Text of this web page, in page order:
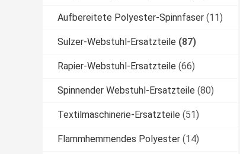
Aufbereitete Polyester-Spinnfaser (11)
Sulzer-Webstuhl-Ersatzteile (87)
Rapier-Webstuhl-Ersatzteile (66)
Spinnender Webstuhl-Ersatzteile (80)
Textilmaschinerie-Ersatzteile (51)
Flammhemmendes Polyester (14)